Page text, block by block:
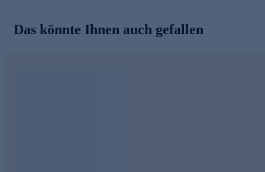
Das könnte Ihnen auch gefallen